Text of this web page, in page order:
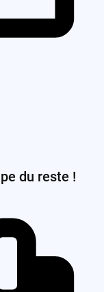
du reste !